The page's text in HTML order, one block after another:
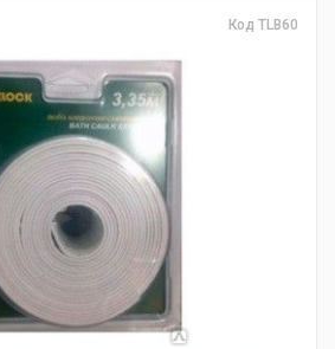
Код TLB60